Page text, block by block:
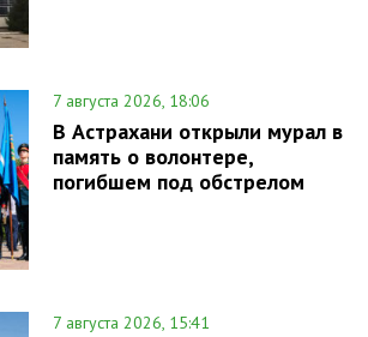
7 августа 2026, 18:06
В Астрахани открыли мурал в
память о волонтере,
погибшем под обстрелом
7 августа 2026, 15:41